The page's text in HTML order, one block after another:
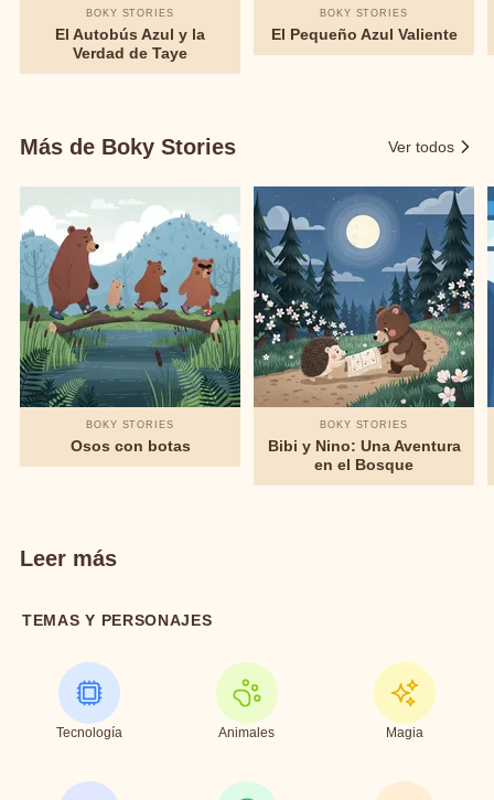
BOKY STORIES
El Autobús Azul y la
Verdad de Taye
BOKY STORIES
El Pequeño Azul Valiente
Más de Boky Stories Ver todos
BOKY STORIES
Osos con botas
BOKY STORIES
Bibi y Nino: Una Aventura
en el Bosque
Leer más
TEMAS Y PERSONAJES
Tecnología Animales Magia